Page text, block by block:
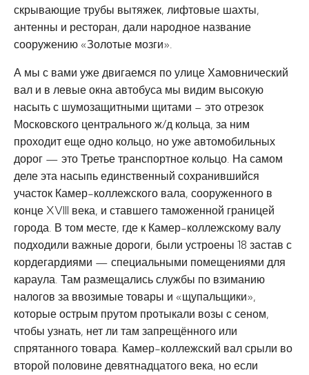
скрывающие трубы вытяжек, лифтовые шахты,
антенны и ресторан, дали народное название
сооружению «Золотые мозги».
А мы с вами уже двигаемся по улице Хамовнический
вал и в левые окна автобуса мы видим высокую
насыть с шумозащитными щитами – это отрезок
Московского центрального ж/д кольца, за ним
проходит еще одно кольцо, но уже автомобильных
дорог — это Третье транспортное кольцо. На самом
деле эта насыпь единственный сохранившийся
участок Камер-коллежского вала, сооруженного в
конце XVIII века, и ставшего таможенной границей
города. В том месте, где к Камер-коллежскому валу
подходили важные дороги, были устроены 18 застав с
кордегардиями — специальными помещениями для
караула. Там размещались службы по взиманию
налогов за ввозимые товары и «щупальщики»,
которые острым прутом протыкали возы с сеном,
чтобы узнать, нет ли там запрещённого или
спрятанного товара. Камер-коллежский вал срыли во
второй половине девятнадцатого века, но если